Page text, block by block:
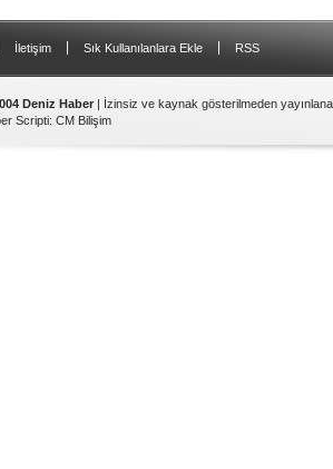
İletişim Sık Kullanılanlara Ekle RSS
Deniz Haber | İzinsiz ve kaynak gösterilmeden
Scripti: CM Bilişim